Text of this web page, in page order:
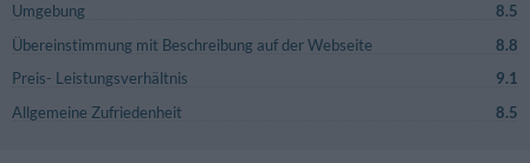
Umgebung
8.5
Übereinstimmung mit Beschreibung auf der Webseite
8.8
Preis- Leistungsverhältnis
9.1
Allgemeine Zufriedenheit
8.5